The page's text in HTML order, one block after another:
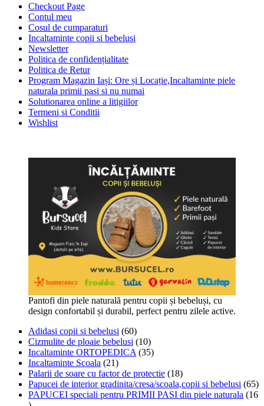
Checkout Page
Contul meu
Cosul de cumparaturi
Incaltaminte copii si bebelusi
Newsletter
Politica de confidențialitate
Politica de Retur
Program Magazin Iași: Ore și Locație,Incaltaminte piele
naturala primii pasi si nu numai
Solutionarea online a litigiilor
Termeni si Conditii
Wishlist
Pantofi din piele naturală pentru copii și bebeluși, cu
design confortabil și durabil, perfect pentru zilele active.
Adidasi copii si bebelusi 6060
de
produse
Cizmulite de ploaie bebelusi 1010
produse
Incaltaminte ORTOPEDICA 3535
produse
Incaltaminte Scoala 2121
de
produse
Palarii de soare cu factor de protectie 1818
produse
Papucei de interior gradinita/cresa/scoala,copii si bebelusi 6565
de
PAPUCEI speciali pentru PRIMII PASI din piele naturala
16